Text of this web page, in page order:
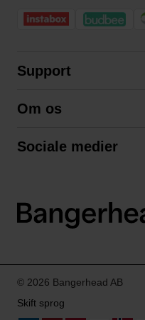
Support
Betingelser
Om os
Sociale medier
LinkedIn
© 2026 Bangerhead AB
Skift sprog